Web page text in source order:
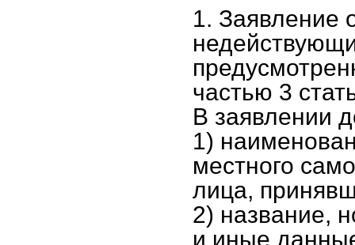
1. Заявление
частью 3
В заявлении
1)
местного
лица,
2) название,
и иные